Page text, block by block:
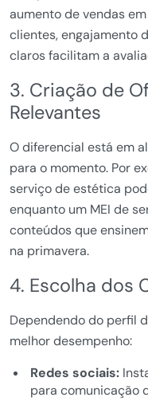
aumento de vendas
clientes, engajamento
claros facilitam a
3. Criação de
Relevantes
O diferencial está em
para o momento. Por
serviço de estética
enquanto um MEI de
conteúdos que
na primavera.
4. Escolha dos
Dependendo do perfil
melhor desempenho:
Redes sociais:
para comunicação